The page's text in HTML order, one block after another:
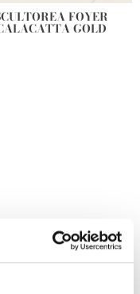
FOYER
GOLD
lastre